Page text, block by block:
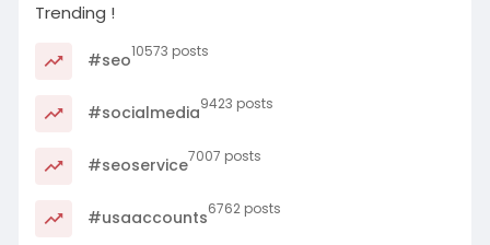
Trending !
#seo10573 posts
#socialmedia9423 posts
#seoservice7007 posts
#usaaccounts6762 posts